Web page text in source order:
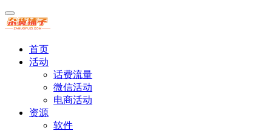
首页
活动
话费流量
微信活动
电商活动
资源
软件